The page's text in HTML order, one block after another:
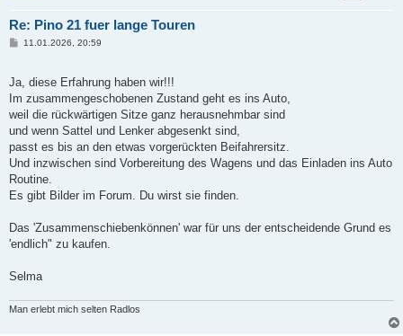
Re: Pino 21 fuer lange Touren
B
r
a
11.01.2026, 20:59
Ja, diese Erfahrung haben wir!!!
Im zusammengeschobenen Zustand geht es ins Auto,
weil die rückwärtigen Sitze ganz herausnehmbar sind
und wenn Sattel und Lenker abgesenkt sind,
passt es bis an den etwas vorgerückten Beifahrersitz.
Und inzwischen sind Vorbereitung des Wagens und das Einladen ins Auto
Routine.
Es gibt Bilder im Forum. Du wirst sie finden.
Das 'Zusammenschiebenkönnen' war für uns der entscheidende Grund es
'endlich" zu kaufen.
Selma
Man erlebt mich selten Radlos